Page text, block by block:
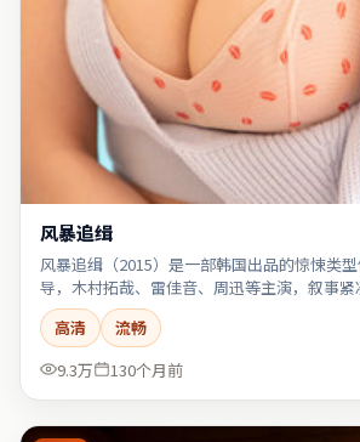
风暴追缉
风暴追缉（2015）是一部韩国出品的惊悚类
导，木村拓哉、雷佳音、周迅等主演，叙事紧
高清
流畅
9.3万
130个月前